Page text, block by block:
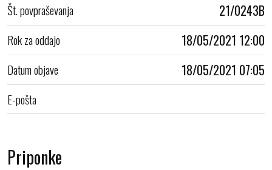
Št. povpraševanja 21/0243B
Rok za oddajo 18/05/2021 12:00
Datum objave 18/05/2021 07:05
E-pošta
Priponke